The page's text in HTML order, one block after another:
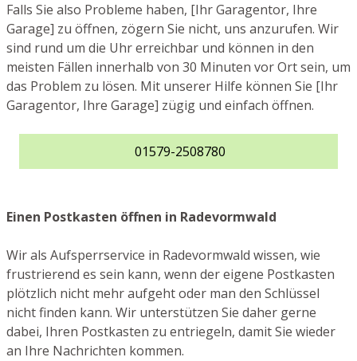
Falls Sie also Probleme haben, [Ihr Garagentor, Ihre
Garage] zu öffnen, zögern Sie nicht, uns anzurufen. Wir
sind rund um die Uhr erreichbar und können in den
meisten Fällen innerhalb von 30 Minuten vor Ort sein, um
das Problem zu lösen. Mit unserer Hilfe können Sie [Ihr
Garagentor, Ihre Garage] zügig und einfach öffnen.
01579-2508780
Einen Postkasten öffnen in Radevormwald
Wir als Aufsperrservice in Radevormwald wissen, wie
frustrierend es sein kann, wenn der eigene Postkasten
plötzlich nicht mehr aufgeht oder man den Schlüssel
nicht finden kann. Wir unterstützen Sie daher gerne
dabei, Ihren Postkasten zu entriegeln, damit Sie wieder
an Ihre Nachrichten kommen.